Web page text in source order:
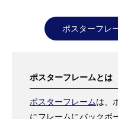
サイズに合わせて最適
ポスターフレ
ポスターフレームとは
ポスターフレームは、
にフレームにバックボ